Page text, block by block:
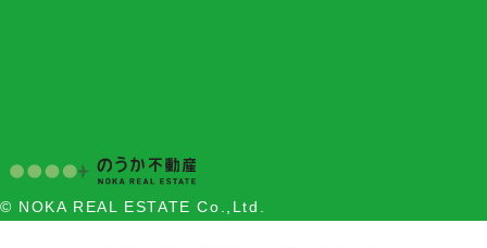
© NOKA REAL ESTATE Co.,Ltd.